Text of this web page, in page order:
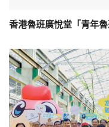
香港魯班廣悅堂「青年